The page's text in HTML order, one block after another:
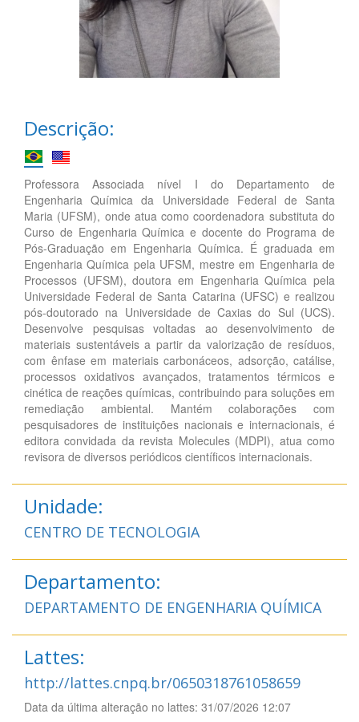
Descrição:
Professora Associada nível I do Departamento de
Engenharia Química da Universidade Federal de Santa
Maria (UFSM), onde atua como coordenadora substituta do
Curso de Engenharia Química e docente do Programa de
Pós-Graduação em Engenharia Química. É graduada em
Engenharia Química pela UFSM, mestre em Engenharia de
Processos (UFSM), doutora em Engenharia Química pela
Universidade Federal de Santa Catarina (UFSC) e realizou
pós-doutorado na Universidade de Caxias do Sul (UCS).
Desenvolve pesquisas voltadas ao desenvolvimento de
materiais sustentáveis a partir da valorização de resíduos,
com ênfase em materiais carbonáceos, adsorção, catálise,
processos oxidativos avançados, tratamentos térmicos e
cinética de reações químicas, contribuindo para soluções em
remediação ambiental. Mantém colaborações com
pesquisadores de instituições nacionais e internacionais, é
editora convidada da revista Molecules (MDPI), atua como
revisora de diversos periódicos científicos internacionais.
Unidade:
CENTRO DE TECNOLOGIA
Departamento:
DEPARTAMENTO DE ENGENHARIA QUÍMICA
Lattes:
http://lattes.cnpq.br/0650318761058659
Data da última alteração no lattes: 31/07/2026 12:07